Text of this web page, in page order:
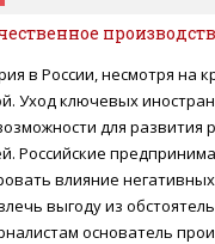
в России, несмотря на
Уход ключевых
для развития
Российские
влияние
выгоду из
основатель